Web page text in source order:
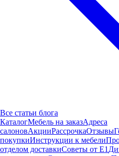
Все статьи блога
КаталогМебель на заказАдреса
салоновАкцииРассрочкаОтзывы
покупкиИнструкции к мебели
отделом доставкиСоветы от Е1